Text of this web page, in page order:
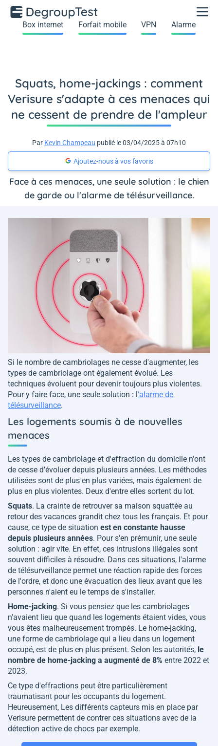
Box internet Forfait mobile VPN Alarme
Squats, home-jackings : comment
Verisure s'adapte à ces menaces qui
ne cessent de prendre de l'ampleur
Par Kevin Champeau publié le 03/04/2025 à 07h10
Ajoutez-nous à vos favoris
Face à ces menaces, une seule solution : le chien
de garde ou l'alarme de télésurveillance.
Si le nombre de cambriolages ne cesse d'augmenter, les
types de cambriolage ont également évolué. Les
techniques évoluent pour devenir toujours plus violentes.
Pour y faire face, une seule solution : l 'alarme de
télésurveillance.
Les logements soumis à de nouvelles
menaces
Les types de cambriolage et d'effraction du domicile n'ont
de cesse d'évoluer depuis plusieurs années. Les méthodes
utilisées sont de plus en plus variées, mais également de
plus en plus violentes. Deux d'entre elles sortent du lot.
Squats. La crainte de retrouver sa maison squattée au
retour des vacances grandit chez tous les français. Et pour
cause, ce type de situation est en constante hausse
depuis plusieurs années. Pour s'en prémunir, une seule
solution : agir vite. En effet, ces intrusions illégales sont
souvent difficiles à résoudre. Dans ces situations, l'alarme
de télésurveillance permet une réaction rapide des forces
de l'ordre, et donc une évacuation des lieux avant que les
personnes n'aient eu le temps de s'installer.
Home-jacking. Si vous pensiez que les cambriolages
n'avaient lieu que quand les logements étaient vides, vous
vous êtes malheureusement trompés. Le home-jacking,
une forme de cambriolage qui a lieu dans un logement
occupé, est de plus en plus présent. Selon les autorités, le
nombre de home-jacking a augmenté de 8% entre 2022 et
2023.
Ce type d'effractions peut être particulièrement
traumatisant pour les occupants du logement.
Heureusement, Les différents capteurs mis en place par
Verisure permettent de contrer ces situations avec de la
détection active de chocs par exemple.